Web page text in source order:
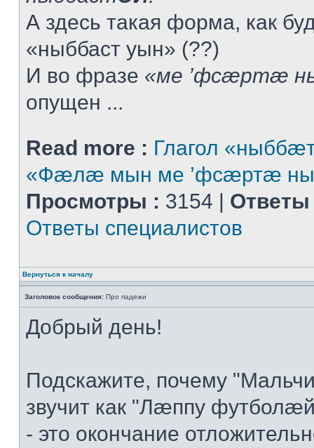
А здесь такая форма, как
«ныббаст уын» (??)
И во фразе «ме ’фсæртæ
опущен ...
Read more : Глагол
«Фæлæ мын ме ’фсæртæ
Просмотры : 3154 | Ответы
Ответы специалистов
Вернуться к началу
Заголовок сообщения: Про падежи
Добрый день!
Подскажите, почему
звучит как "Лæппу
- это окончание